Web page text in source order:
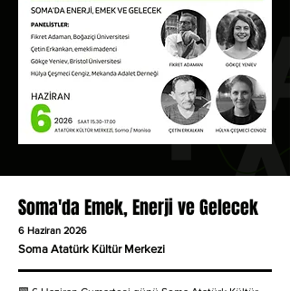
Soma'da Emek, Enerji ve Gelecek
6 Haziran 2026
Soma Atatürk Kültür Merkezi